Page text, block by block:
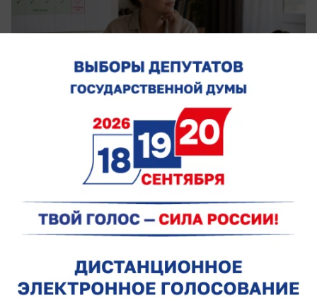
В Ростове 8 августа жара усилится до
+37 градусов